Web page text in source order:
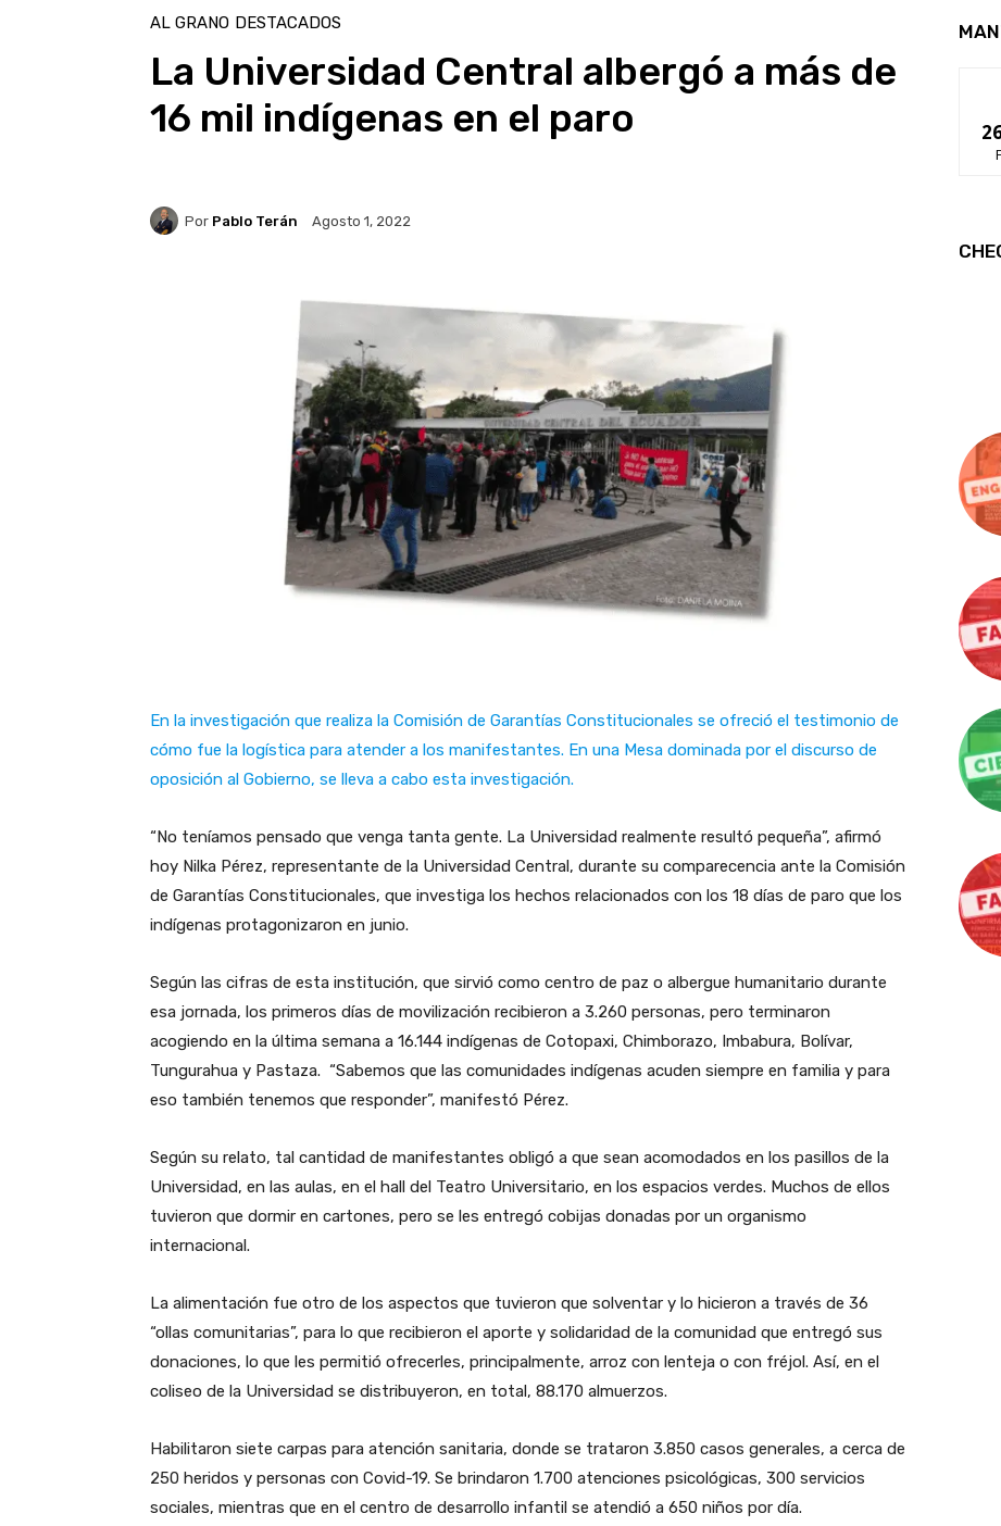
AL GRANO DESTACADOS
La Universidad Central albergó a más de
16 mil indígenas en el paro
Por Pablo Terán Agosto 1, 2022
En la investigación que realiza la Comisión de Garantías Constitucionales se ofreció el testimonio de
cómo fue la logística para atender a los manifestantes. En una Mesa dominada por el discurso de
oposición al Gobierno, se lleva a cabo esta investigación.
“No teníamos pensado que venga tanta gente. La Universidad realmente resultó pequeña”, afirmó
hoy Nilka Pérez, representante de la Universidad Central, durante su comparecencia ante la Comisión
de Garantías Constitucionales, que investiga los hechos relacionados con los 18 días de paro que los
indígenas protagonizaron en junio.
Según las cifras de esta institución, que sirvió como centro de paz o albergue humanitario durante
esa jornada, los primeros días de movilización recibieron a 3.260 personas, pero terminaron
acogiendo en la última semana a 16.144 indígenas de Cotopaxi, Chimborazo, Imbabura, Bolívar,
Tungurahua y Pastaza. “Sabemos que las comunidades indígenas acuden siempre en familia y para
eso también tenemos que responder”, manifestó Pérez.
Según su relato, tal cantidad de manifestantes obligó a que sean acomodados en los pasillos de la
Universidad, en las aulas, en el hall del Teatro Universitario, en los espacios verdes. Muchos de ellos
tuvieron que dormir en cartones, pero se les entregó cobijas donadas por un organismo
internacional.
La alimentación fue otro de los aspectos que tuvieron que solventar y lo hicieron a través de 36
“ollas comunitarias”, para lo que recibieron el aporte y solidaridad de la comunidad que entregó sus
donaciones, lo que les permitió ofrecerles, principalmente, arroz con lenteja o con fréjol. Así, en el
coliseo de la Universidad se distribuyeron, en total, 88.170 almuerzos.
Habilitaron siete carpas para atención sanitaria, donde se trataron 3.850 casos generales, a cerca de
250 heridos y personas con Covid-19. Se brindaron 1.700 atenciones psicológicas, 300 servicios
sociales, mientras que en el centro de desarrollo infantil se atendió a 650 niños por día.